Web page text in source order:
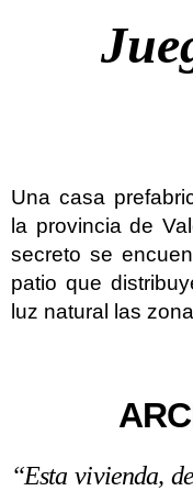
Una casa
la provincia de
secreto se
patio que
luz natural las
“Esta vivienda,